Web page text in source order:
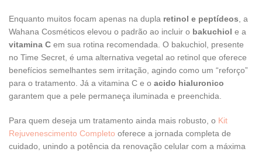
Enquanto muitos focam apenas na dupla retinol e peptídeos, a
Wahana Cosméticos elevou o padrão ao incluir o bakuchiol e a
vitamina C em sua rotina recomendada. O bakuchiol, presente
no Time Secret, é uma alternativa vegetal ao retinol que oferece
benefícios semelhantes sem irritação, agindo como um “reforço”
para o tratamento. Já a vitamina C e o acido hialuronico
garantem que a pele permaneça iluminada e preenchida.
Para quem deseja um tratamento ainda mais robusto, o Kit
Rejuvenescimento Completo oferece a jornada completa de
cuidado, unindo a potência da renovação celular com a máxima